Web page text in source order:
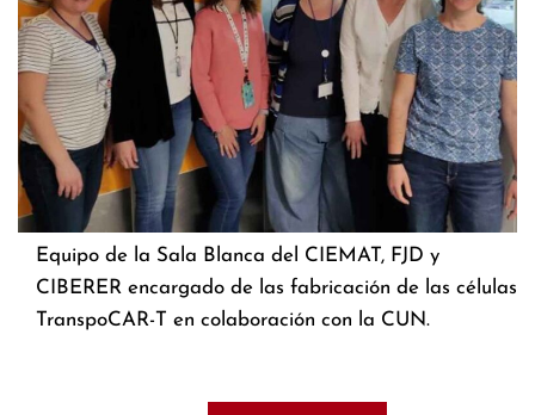
Equipo de la Sala Blanca del CIEMAT, FJD y
CIBERER encargado de las fabricación de las células
TranspoCAR-T en colaboración con la CUN.